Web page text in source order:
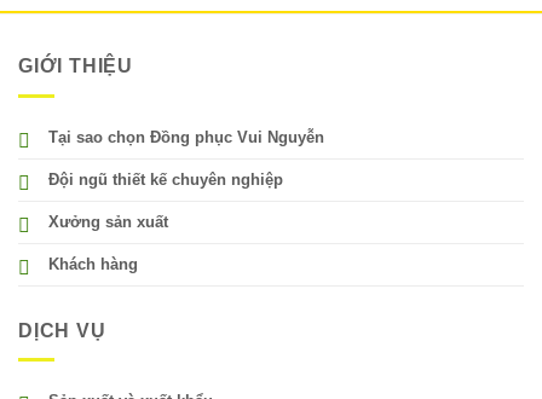
GIỚI THIỆU
Tại sao chọn Đồng phục Vui Nguyễn
Đội ngũ thiết kế chuyên nghiệp
Xưởng sản xuất
Khách hàng
DỊCH VỤ